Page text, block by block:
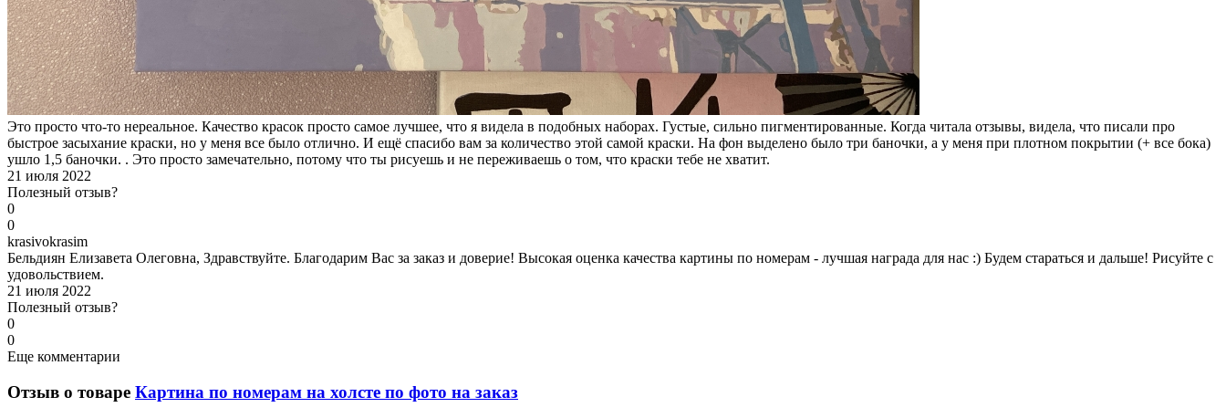
Это просто что-то нереальное. Качество красок просто самое лучшее, что я видела в подобных наборах. Густые, сильно пигментированные. Когда читала отзывы, видела, что писали про
быстрое засыхание краски, но у меня все было отлично. И ещё спасибо вам за количество этой самой краски. На фон выделено было три баночки, а у меня при плотном покрытии (+ все бока)
ушло 1,5 баночки. . Это просто замечательно, потому что ты рисуешь и не переживаешь о том, что краски тебе не хватит.
21 июля 2022
Полезный отзыв?
0
0
krasivokrasim
Бельдиян Елизавета Олеговна, Здравствуйте. Благодарим Вас за заказ и доверие! Высокая оценка качества картины по номерам - лучшая награда для нас :) Будем стараться и дальше! Рисуйте с
удовольствием.
21 июля 2022
Полезный отзыв?
0
0
Еще комментарии
Отзыв о товаре Картина по номерам на холсте по фото на заказ